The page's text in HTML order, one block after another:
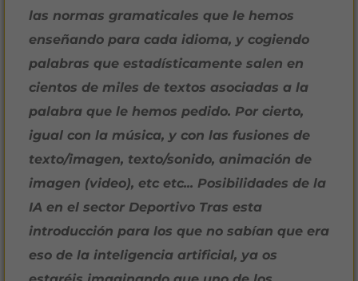
las normas gramaticales que le hemos
enseñando para cada idioma, y cogiendo
palabras que estadísticamente salen en
cientos de miles de textos asociadas a la
palabra que le hemos pedido. Por cierto,
igual con la música, y con las fusiones de
texto/imagen, texto/sonido, animación de
imagen (video), etc etc... Posibilidades de la
IA en el sector Deportivo Tras esta
introducción para los que no sabían que era
eso de la inteligencia artificial, ya os